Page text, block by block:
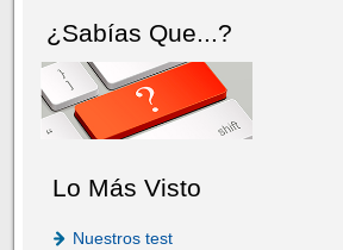
¿Sabías Que...?
Lo Más Visto
Nuestros test